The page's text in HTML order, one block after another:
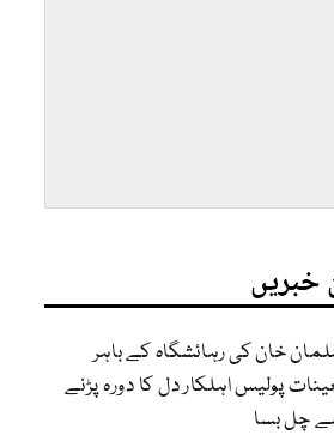
خبریں
خان کی رہائشگاہ کے باہر
پولیس اہلکار دل کا دورہ پڑنے
چل بسا